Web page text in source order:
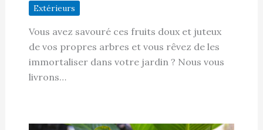
Extérieurs
Vous avez savouré ces fruits doux et juteux
de vos propres arbres et vous rêvez de les
immortaliser dans votre jardin ? Nous vous
livrons…